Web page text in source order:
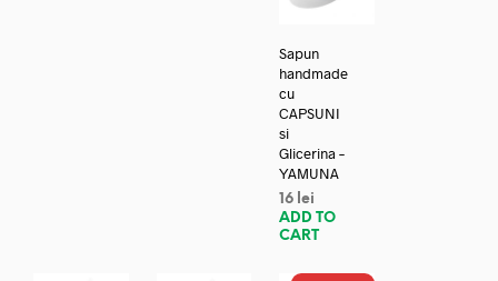
Sapun
handmade
cu
CAPSUNI
si
Glicerina –
YAMUNA
16 lei
ADD TO
CART